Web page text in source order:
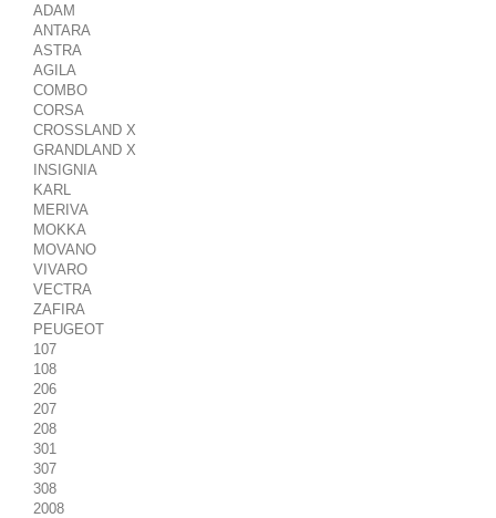
ADAM
ANTARA
ASTRA
AGILA
COMBO
CORSA
CROSSLAND X
GRANDLAND X
INSIGNIA
KARL
MERIVA
MOKKA
MOVANO
VIVARO
VECTRA
ZAFIRA
PEUGEOT
107
108
206
207
208
301
307
308
2008